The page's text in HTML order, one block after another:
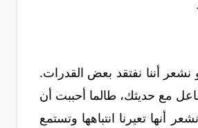
أننا نفتقد بعض القدرات.
وتتفاعل مع حديثك، طالما أحببت أن
فلانة لأنّا نشعر أنها تعيرنا انتباهها وتستمع